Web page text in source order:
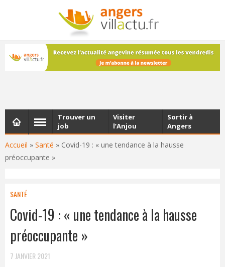
NEWSLETTER
Les dernières actualités d'Angers, chaque vendredi dans
votre boîte e-mail
Accueil » Santé » Covid-19 : « une tendance à la hausse
préoccupante »
Trouver un
job
Visiter
l’Anjou
Sortir à
Angers
SANTÉ
Covid-19 : « une tendance à la hausse
préoccupante »
7 JANVIER 2021